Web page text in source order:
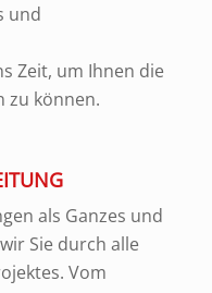
und
Zeit, um Ihnen die
zu können.
als Ganzes und
Sie durch alle
Vom